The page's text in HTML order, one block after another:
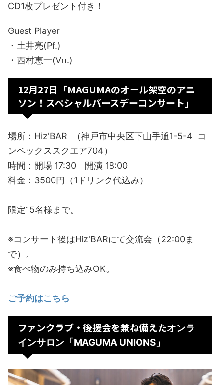
CD1枚プレゼント付き！
Guest Player
・土井亮(Pf.)
・西村恵一(Vn.)
12月27日「MAGUMAのオール架空のアニ
ソン！スペシャルバースデーコンサート」
場所：Hiz'BAR （神戸市中央区下山手通1-5-4 コ
ンベックススクエア704）
時間：開場 17:30 開演 18:00
料金：3500円（1ドリンク代込み）
限定15名様まで。
※コンサート後はHiz'BARにて交流会（22:00ま
で）。
※食べ物のみ持ち込みOK。
ご予約はこちら
ファンクラブ・後援会を兼ね備えたオンラ
インサロン「MAGUMA UNIONS」